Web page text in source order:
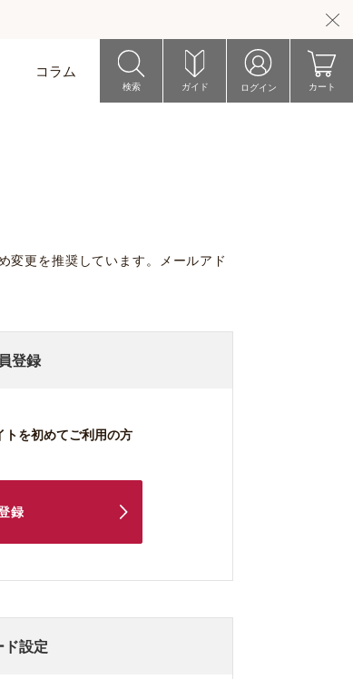
コラム
検索 ガイド ログイン カート
更を推奨しています。メールアド
登録
を初めてご利用の方
録
ド設定